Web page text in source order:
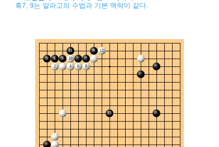
흑7, 9는 알파고의 수법과 기본 맥락이 같다.